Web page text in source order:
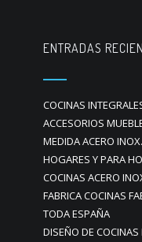
ENTRADAS
COCINAS
ACCESORIOS
MEDIDA ACERO
HOGARES Y PARA
COCINAS ACERO
FABRICA COCINAS
TODA ESPAÑA
DISEÑO DE